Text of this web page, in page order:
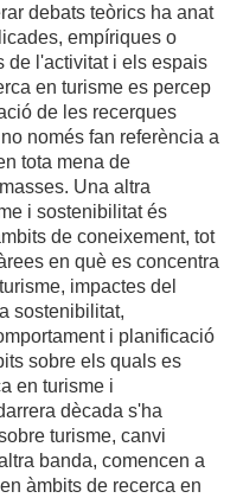
debats teòrics ha anat
empíriques o
de l'activitat i els espais
en turisme es percep
de les recerques
només fan referència a
tota mena de
Una altra
i sostenibilitat és
de coneixement, tot
en què es concentra
impactes del
sostenibilitat,
i planificació
sobre els quals es
en turisme i
dècada s'ha
turisme, canvi
banda, comencen a
àmbits de recerca en